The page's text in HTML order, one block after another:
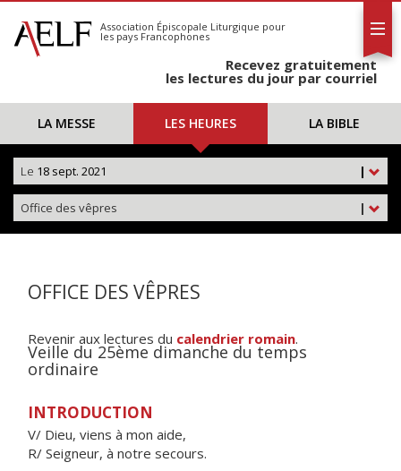
S'abonner
Calendrier
Association Épiscopale Liturgique pour
les pays Francophones
Recevez gratuitement
les lectures du jour par courriel
LA MESSE LES HEURES LA BIBLE
|
Le 18 sept. 2021
|
Office des vêpres
OFFICE DES VÊPRES
Revenir aux lectures du calendrier romain.
Veille du 25ème dimanche du temps
ordinaire
INTRODUCTION
V/ Dieu, viens à mon aide,
R/ Seigneur, à notre secours.